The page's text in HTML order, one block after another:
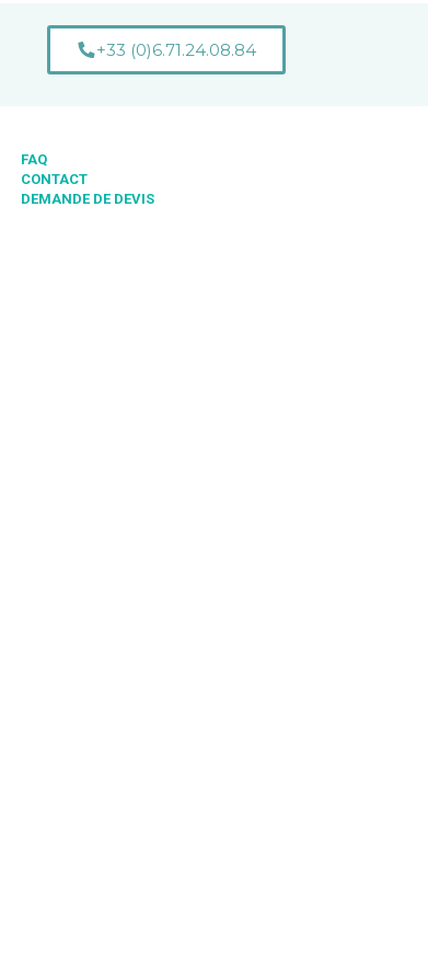
+33 (0)6.71.24.08.84
FAQ
CONTACT
DEMANDE DE DEVIS